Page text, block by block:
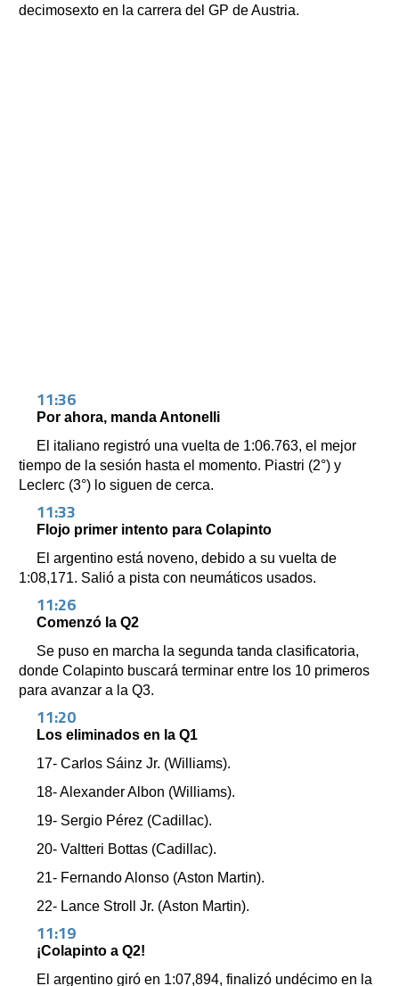
decimosexto en la carrera del GP de Austria.
11:36
Por ahora, manda Antonelli
El italiano registró una vuelta de 1:06.763, el mejor
tiempo de la sesión hasta el momento. Piastri (2°) y
Leclerc (3°) lo siguen de cerca.
11:33
Flojo primer intento para Colapinto
El argentino está noveno, debido a su vuelta de
1:08,171. Salió a pista con neumáticos usados.
11:26
Comenzó la Q2
Se puso en marcha la segunda tanda clasificatoria,
donde Colapinto buscará terminar entre los 10 primeros
para avanzar a la Q3.
11:20
Los eliminados en la Q1
17- Carlos Sáinz Jr. (Williams).
18- Alexander Albon (Williams).
19- Sergio Pérez (Cadillac).
20- Valtteri Bottas (Cadillac).
21- Fernando Alonso (Aston Martin).
22- Lance Stroll Jr. (Aston Martin).
11:19
¡Colapinto a Q2!
El argentino giró en 1:07,894, finalizó undécimo en la